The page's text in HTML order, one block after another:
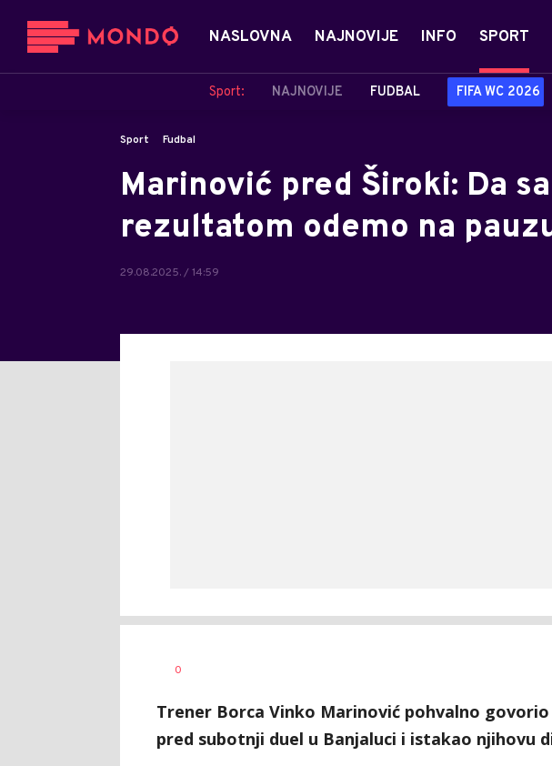
NASLOVNA NAJNOVIJE INFO SPORT
Sport: NAJNOVIJE FUDBAL FIFA WC 2026
Sport Fudbal
Marinović pred Široki: Da
rezultatom odemo na
29.08.2025. / 14:59
AUTOR
0
Trener Borca Vinko Marinović pohvalno
pred subotnji duel u Banjaluci i istakao njihovu